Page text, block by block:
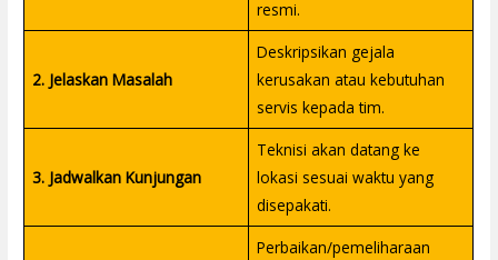
resmi.
2. Jelaskan Masalah
Deskripsikan gejala
kerusakan atau kebutuhan
servis kepada tim.
3. Jadwalkan Kunjungan
Teknisi akan datang ke
lokasi sesuai waktu yang
disepakati.
Perbaikan/pemeliharaan